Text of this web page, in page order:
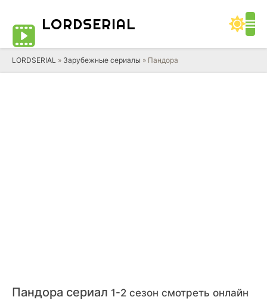
LORDSERIAL
LORDSERIAL » Зарубежные сериалы » Пандора
Пандора сериал 1-2 сезон смотреть онлайн